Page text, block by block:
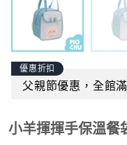
優惠折扣
父親節優惠，全館
小羊揮揮手保溫餐